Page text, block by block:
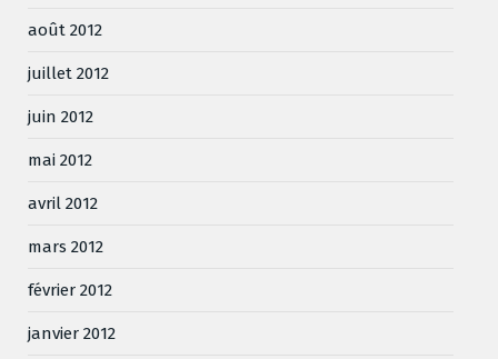
août 2012
juillet 2012
juin 2012
mai 2012
avril 2012
mars 2012
février 2012
janvier 2012